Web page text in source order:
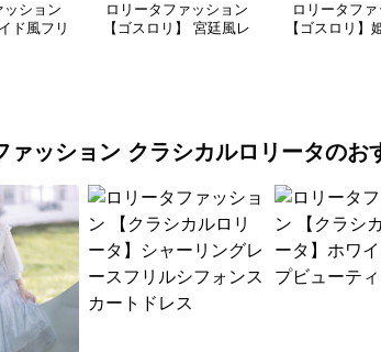
ッション
ド風フリ
ロリータファッション
【ゴスロリ】 宮廷風レ
ロリータフ
【ゴスロリ】
ァッション クラシカルロリータのお